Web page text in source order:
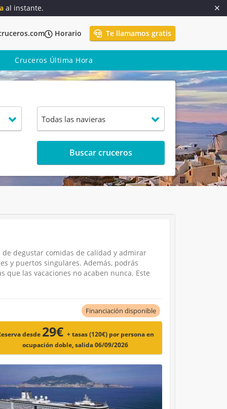
al instante.
Horario Te llamamos gratis
Cruceros Última Hora
Buscar cruceros
degustar comidas de calidad y admirar
y puertos singulares. Además, podrás
que las vacaciones no acaben nunca. Este
Financiación disponible
desde 29€ + tasas (120€) por persona en
ocupación doble, salida 06/09/2026